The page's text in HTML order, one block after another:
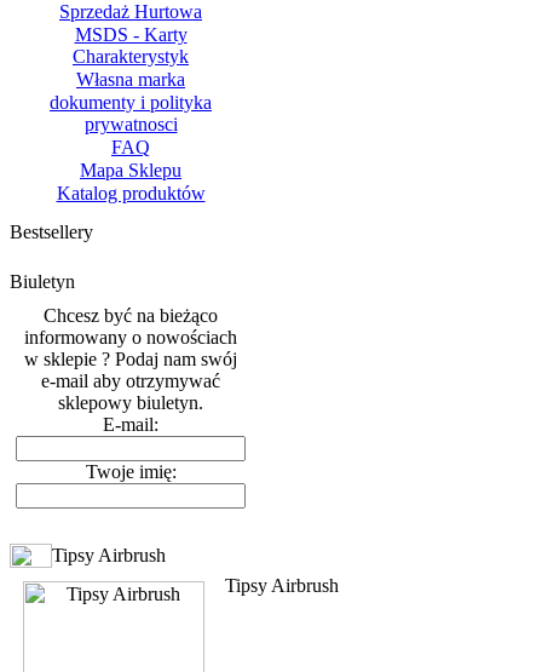
Sprzedaż Hurtowa
MSDS - Karty
Charakterystyk
Własna marka
dokumenty i polityka
prywatnosci
FAQ
Mapa Sklepu
Katalog produktów
Bestsellery
Biuletyn
Chcesz być na bieżąco
informowany o nowościach
w sklepie ? Podaj nam swój
e-mail aby otrzymywać
sklepowy biuletyn.
E-mail:
Twoje imię:
Tipsy Airbrush
Tipsy Airbrush